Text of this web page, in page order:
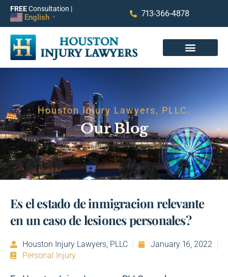
FREEConsultation |
English ▼ 713-366-4878
Houston Injury Lawyers, PLLC.
Our Blog
Es el estado de inmigracion relevante
en un caso de lesiones personales?
Houston Injury Lawyers, PLLC
January 16, 2022
Personal Injury